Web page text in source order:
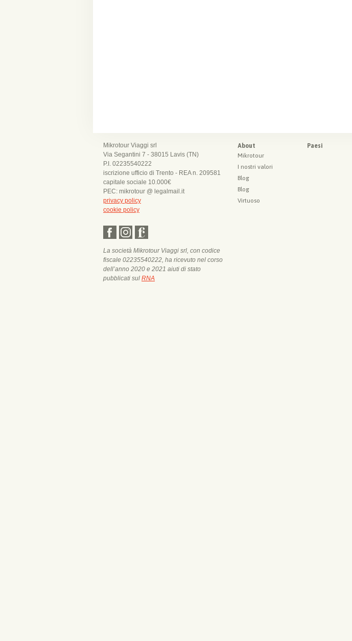
Mikrotour Viaggi srl
Via Segantini 7 - 38015 Lavis (TN)
P.I. 02235540222
iscrizione ufficio di Trento - REA n. 209581
capitale sociale 10.000€
PEC: mikrotour @ legalmail.it
privacy policy
cookie policy
La società Mikrotour Viaggi srl, con codice
fiscale 02235540222, ha ricevuto nel corso
dell’anno 2020 e 2021 aiuti di stato
pubblicati sul RNA
About
Mikrotour
I nostri valori
Blog
Blog
Virtuoso
Paesi